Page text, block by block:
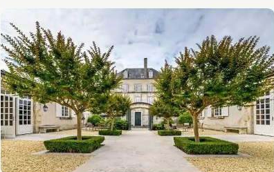
Caraïbes, entre forêts tropicales et plages immaculées de
la côte nord-est de la République Dominicaine —, ce
boutique-hôtel de 40 suites et casitas membre des Small
Luxury Hotels of the World cultive un luxe rare : celui de
l'espace, du silence et de l'immersion totale dans la
nature. Pour l'été et l'automne 2026, il ouvre ses portes
aux tribus — familles ou cercles d'amis — avec une offre
aussi généreuse qu'exclusive.